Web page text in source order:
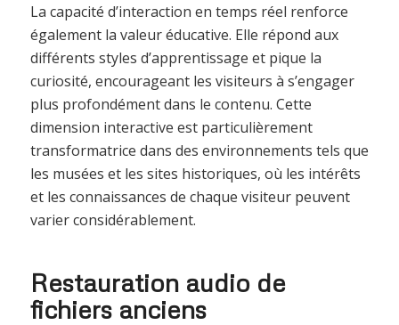
La capacité d’interaction en temps réel renforce
également la valeur éducative. Elle répond aux
différents styles d’apprentissage et pique la
curiosité, encourageant les visiteurs à s’engager
plus profondément dans le contenu. Cette
dimension interactive est particulièrement
transformatrice dans des environnements tels que
les musées et les sites historiques, où les intérêts
et les connaissances de chaque visiteur peuvent
varier considérablement.
Restauration audio de
fichiers anciens